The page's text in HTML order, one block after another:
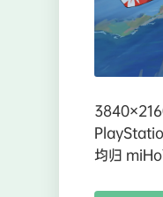
均归